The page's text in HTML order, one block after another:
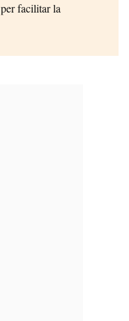
facilitar la